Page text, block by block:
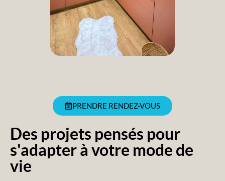
PRENDRE RENDEZ-VOUS
Des projets pensés pour
s'adapter à votre mode de
vie